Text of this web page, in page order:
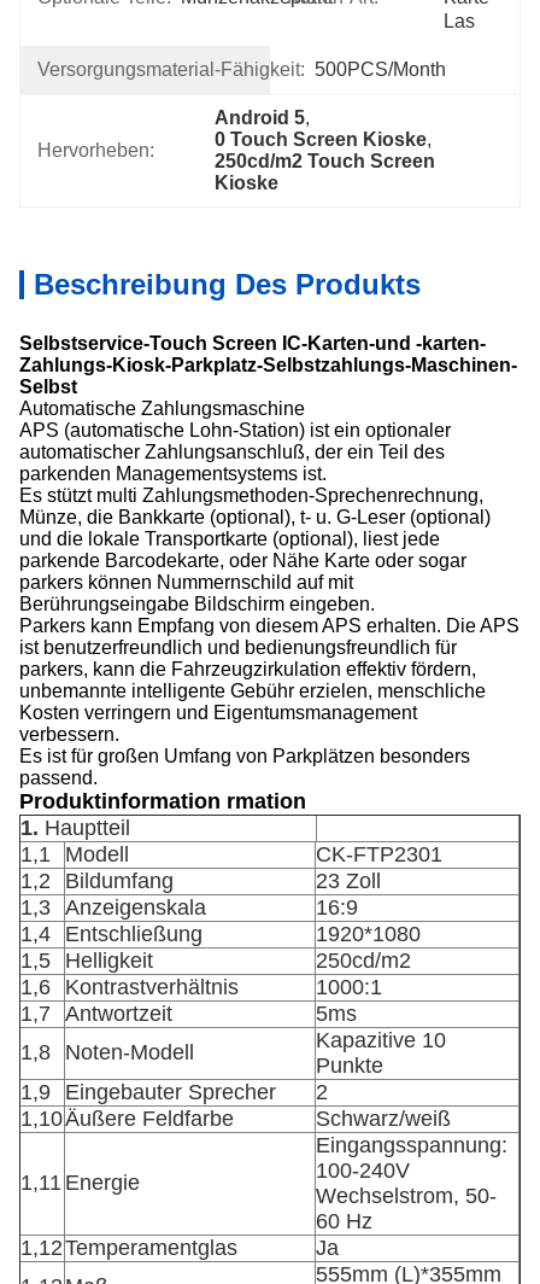
Las
Versorgungsmaterial-Fähigkeit: 500PCS/Month
Hervorheben:
Android 5,
0 Touch Screen Kioske,
250cd/m2 Touch Screen
Kioske
Beschreibung Des Produkts
Selbstservice-Touch Screen IC-Karten-und -karten-
Zahlungs-Kiosk-Parkplatz-Selbstzahlungs-Maschinen-
Selbst
Automatische Zahlungsmaschine
APS (automatische Lohn-Station) ist ein optionaler
automatischer Zahlungsanschluß, der ein Teil des
parkenden Managementsystems ist.
Es stützt multi Zahlungsmethoden-Sprechenrechnung,
Münze, die Bankkarte (optional), t- u. G-Leser (optional)
und die lokale Transportkarte (optional), liest jede
parkende Barcodekarte, oder Nähe Karte oder sogar
parkers können Nummernschild auf mit
Berührungseingabe Bildschirm eingeben.
Parkers kann Empfang von diesem APS erhalten. Die APS
ist benutzerfreundlich und bedienungsfreundlich für
parkers, kann die Fahrzeugzirkulation effektiv fördern,
unbemannte intelligente Gebühr erzielen, menschliche
Kosten verringern und Eigentumsmanagement
verbessern.
Es ist für großen Umfang von Parkplätzen besonders
passend.
Produktinformation rmation
1. Hauptteil
1,1
Modell
CK-FTP2301
1,2
Bildumfang
23 Zoll
1,3 Anzeigenskala
16:9
1,4
Entschließung
1920*1080
1,5
Helligkeit
250cd/m2
1,6
Kontrastverhältnis
1000:1
1,7
Antwortzeit
5ms
1,8
Noten-Modell
Kapazitive 10
Punkte
1,9
Eingebauter Sprecher
2
1,10Äußere Feldfarbe Schwarz/weiß
1,11 Energie
Eingangsspannung:
100-240V
Wechselstrom, 50-
60 Hz
1,12Temperamentglas
Ja
555mm (L)*355mm